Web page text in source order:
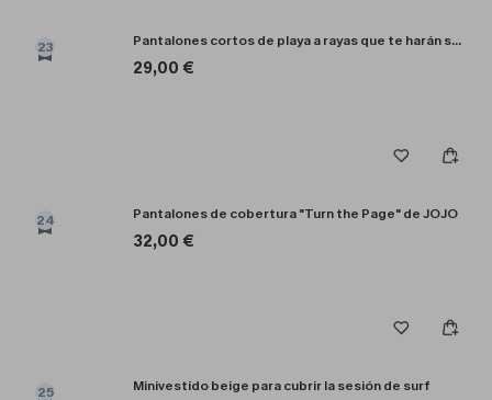
23 Pantalones cortos de playa a rayas que te harán sentir bien.
29,00 €
24 Pantalones de cobertura "Turn the Page" de JOJO
32,00 €
25 Minivestido beige para cubrir la sesión de surf